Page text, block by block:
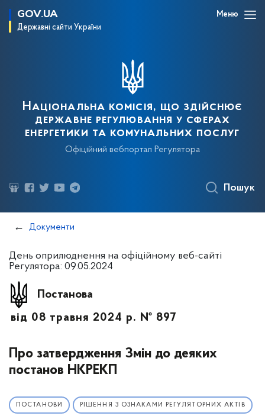
GOV.UA
Державні сайти України
Меню
Національна комісія, що здійснює
державне регулювання у сферах
енергетики та комунальних послуг
Офіційний вебпортал Регулятора
Пошук
Документи
День оприлюднення на офіційному веб-сайті
Регулятора: 09.05.2024
Постанова
від 08 травня 2024 р. № 897
Про затвердження Змін до деяких
постанов НКРЕКП
ПОСТАНОВИ РІШЕННЯ З ОЗНАКАМИ РЕГУЛЯТОРНИХ АКТІВ